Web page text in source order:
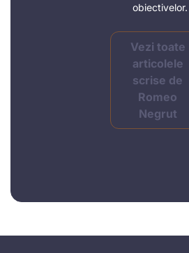
obiectivelor.
Vezi toate
articolele
scrise de
Romeo
Negrut